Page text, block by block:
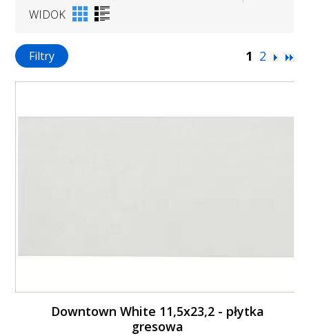
WIDOK
1 2
Filtry
Downtown White 11,5x23,2 - płytka
gresowa